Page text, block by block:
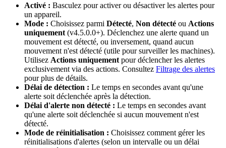
Activé : Basculez pour activer ou désactiver les alertes pour
un appareil.
Mode : Choisissez parmi Détecté, Non détecté ou Actions
uniquement (v4.5.0.0+). Déclenchez une alerte quand un
mouvement est détecté, ou inversement, quand aucun
mouvement n'est détecté (utile pour surveiller les machines).
Utilisez Actions uniquement pour déclencher les alertes
exclusivement via des actions. Consultez Filtrage des alertes
pour plus de détails.
Délai de détection : Le temps en secondes avant qu'une
alerte soit déclenchée après la détection.
Délai d'alerte non détecté : Le temps en secondes avant
qu'une alerte soit déclenchée si aucun mouvement n'est
détecté.
Mode de réinitialisation : Choisissez comment gérer les
réinitialisations d'alertes (selon un intervalle ou un délai